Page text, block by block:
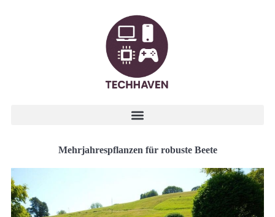
Mehrjahrespflanzen für robuste Beete